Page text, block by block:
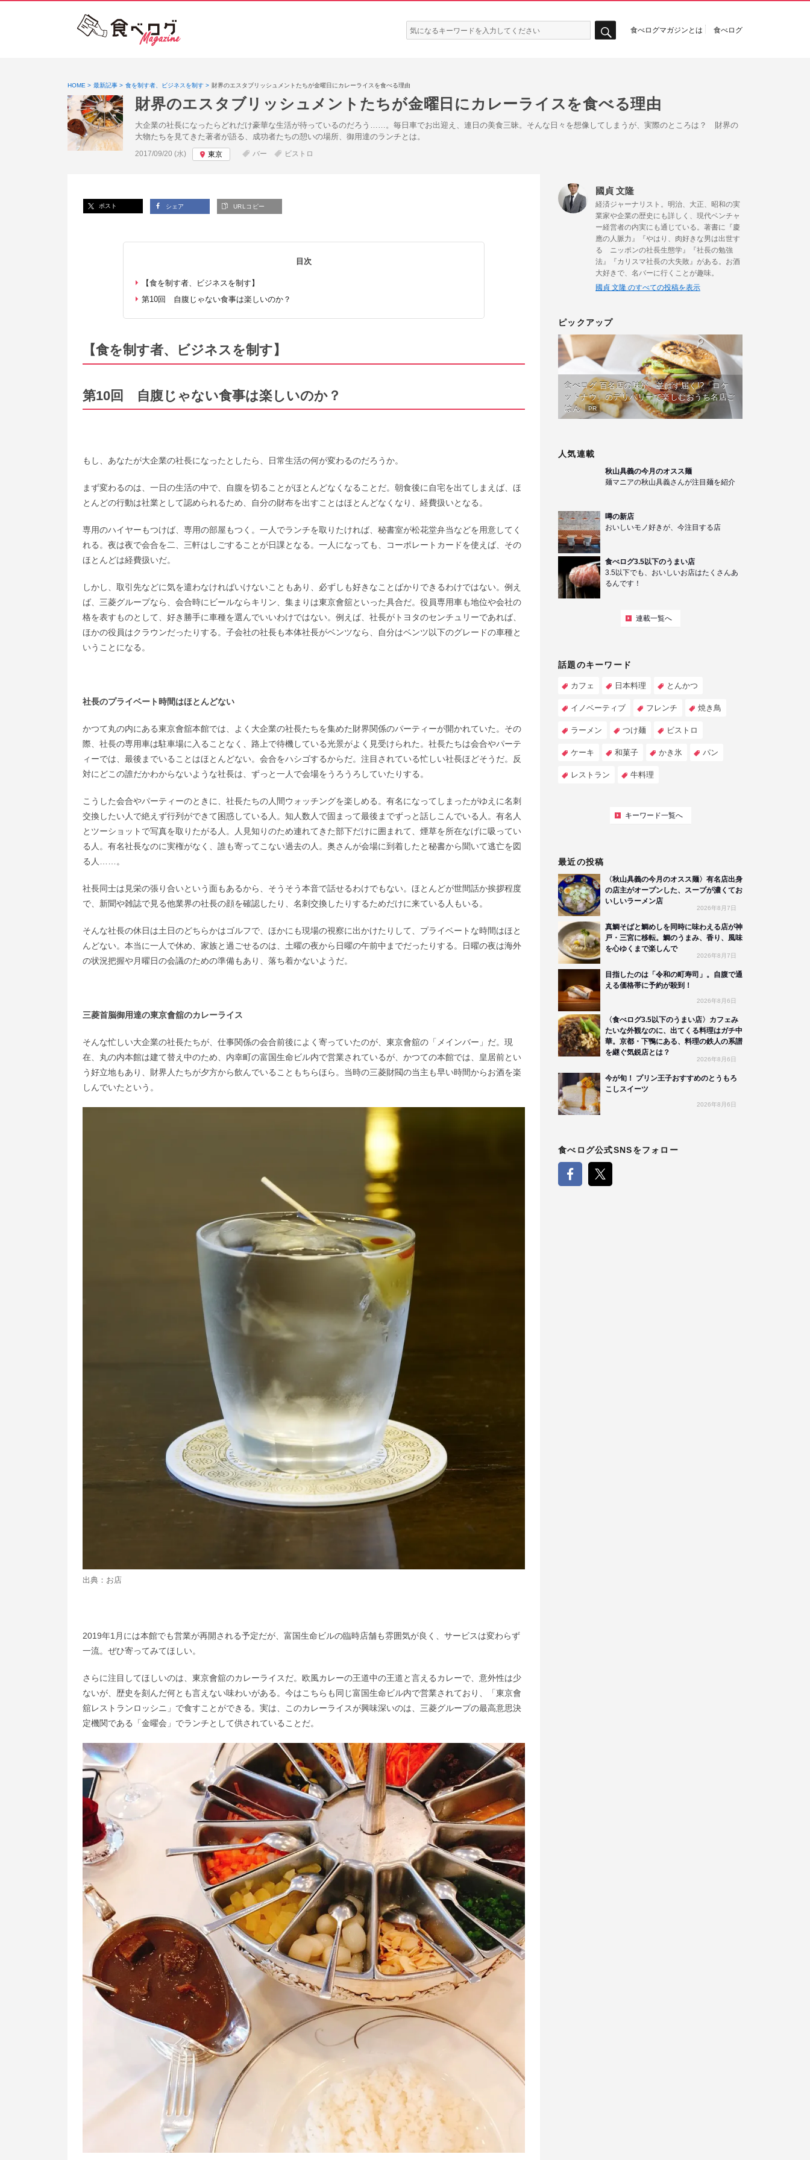
検
索:
食べログマガジンとは 食べログ
HOME 最新記事 食を制す者、ビジネスを制す 財界のエスタブリッシュメントたちが金曜日にカレーライスを食べる理由
財界のエスタブリッシュメントたちが金曜日にカレーライスを食べる理由
大企業の社長になったらどれだけ豪華な生活が待っているのだろう……。毎日車でお出迎え、連日の美食三昧。そんな日々を想像してしまうが、実際のところは？ 財界の
大物たちを見てきた著者が語る、成功者たちの憩いの場所、御用達のランチとは。
投稿日:
2017/09/20 (水) 東京 バー ビストロ
ポスト シェア URLコピー
目次
【食を制す者、ビジネスを制す】
第10回 自腹じゃない食事は楽しいのか？
【食を制す者、ビジネスを制す】
第10回 自腹じゃない食事は楽しいのか？
もし、あなたが大企業の社長になったとしたら、日常生活の何が変わるのだろうか。
まず変わるのは、一日の生活の中で、自腹を切ることがほとんどなくなることだ。朝食後に自宅を出てしまえば、ほ
とんどの行動は社業として認められるため、自分の財布を出すことはほとんどなくなり、経費扱いとなる。
専用のハイヤーもつけば、専用の部屋もつく。一人でランチを取りたければ、秘書室が松花堂弁当などを用意してく
れる。夜は夜で会合を二、三軒はしごすることが日課となる。一人になっても、コーポレートカードを使えば、その
ほとんどは経費扱いだ。
しかし、取引先などに気を遣わなければいけないこともあり、必ずしも好きなことばかりできるわけではない。例え
ば、三菱グループなら、会合時にビールならキリン、集まりは東京會舘といった具合だ。役員専用車も地位や会社の
格を表すものとして、好き勝手に車種を選んでいいわけではない。例えば、社長がトヨタのセンチュリーであれば、
ほかの役員はクラウンだったりする。子会社の社長も本体社長がベンツなら、自分はベンツ以下のグレードの車種と
いうことになる。
社長のプライベート時間はほとんどない
かつて丸の内にある東京會舘本館では、よく大企業の社長たちを集めた財界関係のパーティーが開かれていた。その
際、社長の専用車は駐車場に入ることなく、路上で待機している光景がよく見受けられた。社長たちは会合やパーテ
ィーでは、最後までいることはほとんどない。会合をハシゴするからだ。注目されている忙しい社長ほどそうだ。反
対にどこの誰だかわからないような社長は、ずっと一人で会場をうろうろしていたりする。
こうした会合やパーティーのときに、社長たちの人間ウォッチングを楽しめる。有名になってしまったがゆえに名刺
交換したい人で絶えず行列ができて困惑している人。知人数人で固まって最後までずっと話しこんでいる人。有名人
とツーショットで写真を取りたがる人。人見知りのため連れてきた部下だけに囲まれて、煙草を所在なげに吸ってい
る人。有名社長なのに実権がなく、誰も寄ってこない過去の人。奥さんが会場に到着したと秘書から聞いて逃亡を図
る人……。
社長同士は見栄の張り合いという面もあるから、そうそう本音で話せるわけでもない。ほとんどが世間話か挨拶程度
で、新聞や雑誌で見る他業界の社長の顔を確認したり、名刺交換したりするためだけに来ている人もいる。
そんな社長の休日は土日のどちらかはゴルフで、ほかにも現場の視察に出かけたりして、プライベートな時間はほと
んどない。本当に一人で休め、家族と過ごせるのは、土曜の夜から日曜の午前中までだったりする。日曜の夜は海外
の状況把握や月曜日の会議のための準備もあり、落ち着かないようだ。
三菱首脳御用達の東京會舘のカレーライス
そんな忙しい大企業の社長たちが、仕事関係の会合前後によく寄っていたのが、東京會舘の「メインバー」だ。現
在、丸の内本館は建て替え中のため、内幸町の富国生命ビル内で営業されているが、かつての本館では、皇居前とい
う好立地もあり、財界人たちが夕方から飲んでいることもちらほら。当時の三菱財閥の当主も早い時間からお酒を楽
しんでいたという。
出典：お店
2019年1月には本館でも営業が再開される予定だが、富国生命ビルの臨時店舗も雰囲気が良く、サービスは変わらず
一流。ぜひ寄ってみてほしい。
さらに注目してほしいのは、東京會舘のカレーライスだ。欧風カレーの王道中の王道と言えるカレーで、意外性は少
ないが、歴史を刻んだ何とも言えない味わいがある。今はこちらも同じ富国生命ビル内で営業されており、「東京會
舘レストランロッシニ」で食すことができる。実は、このカレーライスが興味深いのは、三菱グループの最高意思決
定機関である「金曜会」でランチとして供されていることだ。
國貞 文隆
経済ジャーナリスト。明治、大正、昭和の実
業家や企業の歴史にも詳しく、現代ベンチャ
ー経営者の内実にも通じている。著書に『慶
應の人脈力』『やはり、肉好きな男は出世す
る ニッポンの社長生態学』『社長の勉強
法』『カリスマ社長の大失敗』がある。お酒
大好きで、名バーに行くことが趣味。
國貞 文隆 のすべての投稿を表示
ピックアップ
食べログ 百名店の味が、並ばず届く!?「ロケ
ットナウ」のデリバリーで楽しむおうち名店ご
はん
PR
人気連載
秋山具義の今月のオスス麺
麺マニアの秋山具義さんが注目麺を紹介
噂の新店
おいしいモノ好きが、今注目する店
食べログ3.5以下のうまい店
3.5以下でも、おいしいお店はたくさんあ
るんです！
連載一覧へ
話題のキーワード
カフェ 日本料理 とんかつ
イノベーティブ フレンチ 焼き鳥
ラーメン つけ麺 ビストロ
ケーキ 和菓子 かき氷 パン
レストラン 牛料理
キーワード一覧へ
最近の投稿
〈秋山具義の今月のオスス麺〉有名店出身
の店主がオープンした、スープが濃くてお
いしいラーメン店
2026年8月7日
真鯛そばと鯛めしを同時に味わえる店が神
戸・三宮に移転。鯛のうまみ、香り、風味
を心ゆくまで楽しんで
2026年8月7日
目指したのは「令和の町寿司」。自腹で通
える価格帯に予約が殺到！
2026年8月6日
〈食べログ3.5以下のうまい店〉カフェみ
たいな外観なのに、出てくる料理はガチ中
華。京都・下鴨にある、料理の鉄人の系譜
を継ぐ気鋭店とは？
2026年8月6日
今が旬！ プリン王子おすすめのとうもろ
こしスイーツ
2026年8月6日
食べログ公式SNSをフォロー